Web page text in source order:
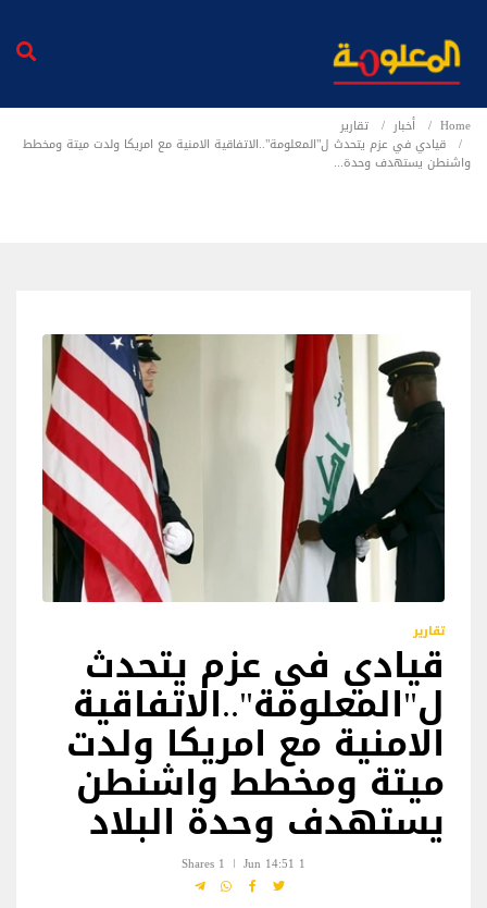
Home أخبار
تقارير
قيادي في عزم يتحدث ل"المعلومة"..الاتفاقية الامنية مع امريكا ولدت ميتة ومخطط
واشنطن يستهدف وحدة...
تقارير
قيادي في عزم يتحدث
ل"المعلومة"..الاتفاقية
الامنية مع امريكا ولدت
ميتة ومخطط واشنطن
يستهدف وحدة البلاد
1 Jun 14:51
1 Shares